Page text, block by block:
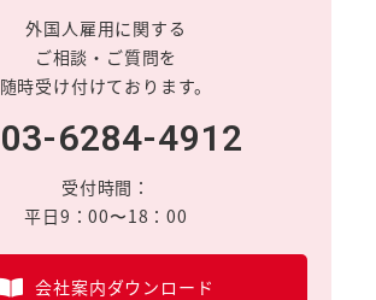
外国人雇用に関する
ご相談・ご質問を
随時受け付けております。
03-6284-4912
受付時間：
平日9：00〜18：00
会社案内ダウンロード